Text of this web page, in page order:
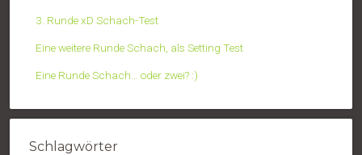
3. Runde xD Schach-Test
Eine weitere Runde Schach, als Setting Test
Eine Runde Schach… oder zwei? :)
Schlagwörter